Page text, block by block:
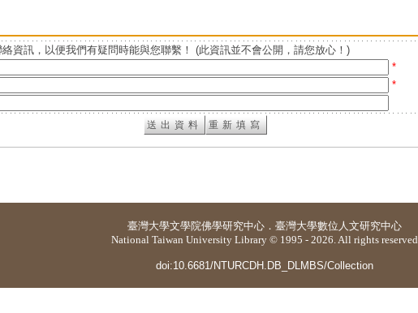
資訊，以便我們有疑問時能與您聯繫！ (此資訊並不會公開，請您放心！)
*
*
臺灣大學文學院佛學研究中心 ． 臺灣大學數位人文研究中心
National Taiwan University Library © 1995 - 2026. All rights reserved
doi:10.6681/NTURCDH.DB_DLMBS/Collection